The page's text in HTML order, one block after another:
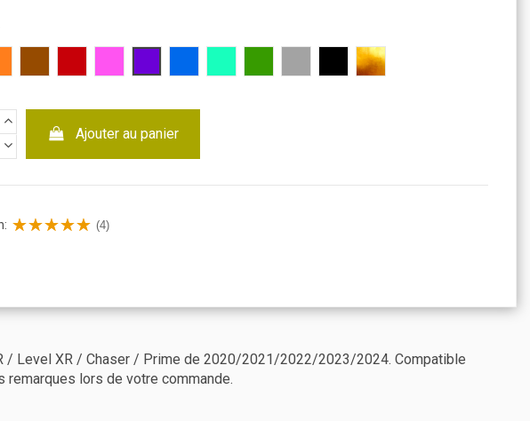
Noir Doré
Ajouter au panier
(4)
/ Level XR / Chaser / Prime de 2020/2021/2022/2023/2024. Compatible
remarques lors de votre commande.